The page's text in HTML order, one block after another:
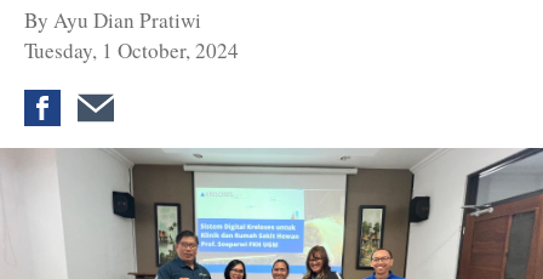
By Ayu Dian Pratiwi
Tuesday, 1 October, 2024